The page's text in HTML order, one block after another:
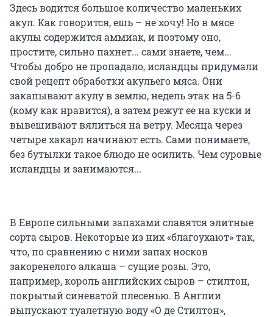
Здесь водится большое количество маленьких
акул. Как говорится, ешь – не хочу! Но в мясе
акулы содержится аммиак, и поэтому оно,
простите, сильно пахнет... сами знаете, чем...
Чтобы добро не пропадало, исландцы придумали
свой рецепт обработки акульего мяса. Они
закапывают акулу в землю, недель этак на 5-6
(кому как нравится), а затем режут ее на куски и
вывешивают вялиться на ветру. Месяца через
четыре хакарл начинают есть. Сами понимаете,
без бутылки такое блюдо не осилить. Чем суровые
исландцы и занимаются...
В Европе сильными запахами славятся элитные
сорта сыров. Некоторые из них «благоухают» так,
что, по сравнению с ними запах носков
закоренелого алкаша – сущие розы. Это,
например, король английских сыров – стилтон,
покрытый синеватой плесенью. В Англии
выпускают туалетную воду «О де Стилтон»,